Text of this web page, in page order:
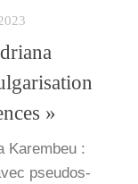
»
Karem­beu :
pseu­dos­